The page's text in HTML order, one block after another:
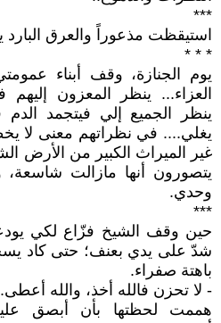
***
استيقظت مذعوراً والعرق
* * *
يوم الجنازة، وقف أبناء
العزاء... ينظر المعزون إليهم
ينظر الجميع إلي فيتجمد
يغلي.... في نظراتهم معنى لا
غير الميراث الكبير من الأرض
يتصورون أنها مازالت شاسعة،
وحدي.
***
حين وقف الشيخ فزّاع لكي
شدّ على يدي بعنف؛ حتى كاد
باهتة صفراء.
- لا تحزن فالله أخذ، والله أعطى.
هممت لحظتها بأن أبصق